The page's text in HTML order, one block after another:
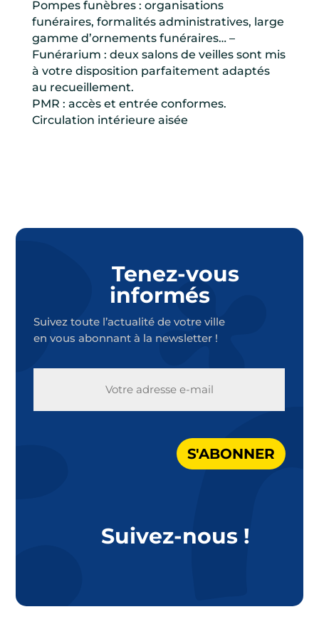
Pompes funèbres : organisations
funéraires, formalités administratives, large
gamme d’ornements funéraires… –
Funérarium : deux salons de veilles sont mis
à votre disposition parfaitement adaptés
au recueillement.
PMR : accès et entrée conformes.
Circulation intérieure aisée
Tenez-vous
informés
Suivez toute l’actualité de votre ville
en vous abonnant à la newsletter !
S'ABONNER
Suivez-nous !